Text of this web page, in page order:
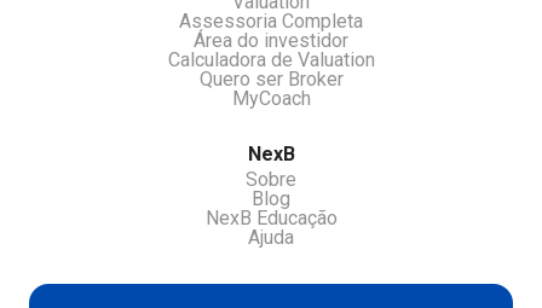
Assessoria Completa
Área do investidor
Calculadora de Valuation
Quero ser Broker
MyCoach
NexB
Sobre
Blog
NexB Educação
Ajuda